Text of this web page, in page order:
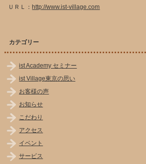
ＵＲＬ：http://www.ist-village.com
カテゴリー
ist Academy セミナー
ist Village東京の思い
お客様の声
お知らせ
こだわり
アクセス
イベント
サービス